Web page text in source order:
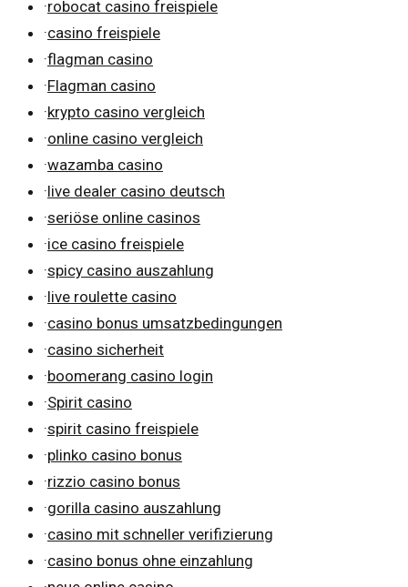
·robocat casino freispiele
·casino freispiele
·flagman casino
·Flagman casino
·krypto casino vergleich
·online casino vergleich
·wazamba casino
·live dealer casino deutsch
·seriöse online casinos
·ice casino freispiele
·spicy casino auszahlung
·live roulette casino
·casino bonus umsatzbedingungen
·casino sicherheit
·boomerang casino login
·Spirit casino
·spirit casino freispiele
·plinko casino bonus
·rizzio casino bonus
·gorilla casino auszahlung
·casino mit schneller verifizierung
·casino bonus ohne einzahlung